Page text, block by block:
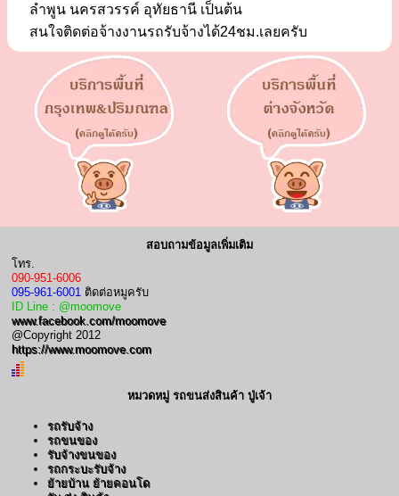
ลำพูน นครสวรรค์ อุทัยธานี เป็นต้น
สนใจติดต่อจ้างงานรถรับจ้างได้24ชม.เลยครับ
สอบถามข้อมูลเพิ่มเติม
โทร.
090-951-6006
095-961-6001 ติดต่อหมูครับ
ID Line : @moomove
www.facebook.com/moomove
@Copyright 2012
https://www.moomove.com
หมวดหมู่ รถขนส่งสินค้า ปู่เจ้า
รถรับจ้าง
รถขนของ
รับจ้างขนของ
รถกระบะรับจ้าง
ย้ายบ้าน ย้ายคอนโด